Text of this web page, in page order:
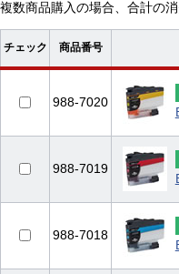
複数商品購入の場合、合計の
チェック 商品番号
988-7020
988-7019
988-7018